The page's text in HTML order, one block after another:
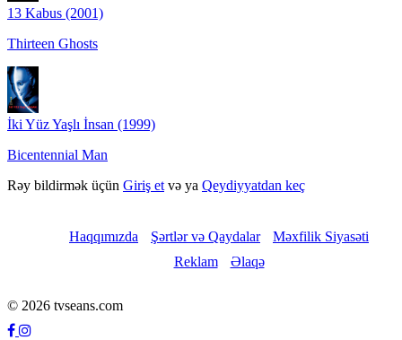
13 Kabus (2001)
Thirteen Ghosts
İki Yüz Yaşlı İnsan (1999)
Bicentennial Man
Rəy bildirmək üçün Giriş et və ya Qeydiyyatdan keç
Haqqımızda Şərtlər və Qaydalar
Məxfilik Siyasəti
Reklam
Əlaqə
© 2026 tvseans.com